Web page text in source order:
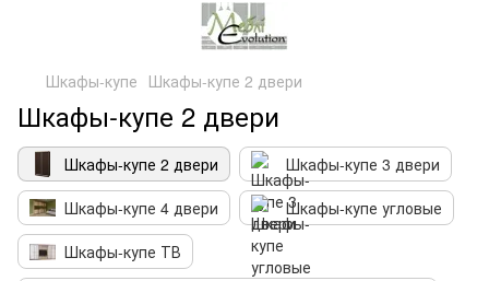
Шкафы-купе Шкафы-купе 2 двери
Шкафы-купе 2 двери
Шкафы-купе 2 двери
Шкафы-купе 3 двери
Шкафы-купе 4 двери
Шкафы-купе угловые
Шкафы-купе ТВ